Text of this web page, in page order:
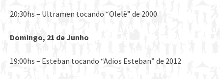
20:30hs – Ultramen tocando “Olelê” de 2000
Domingo, 21 de Junho
19:00hs – Esteban tocando “Adios Esteban” de 2012